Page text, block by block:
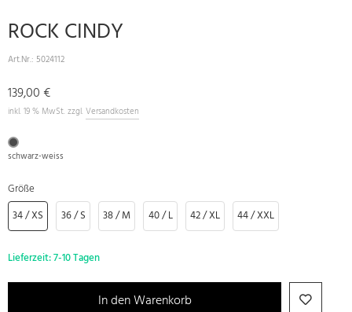
ROCK CINDY
Art.Nr.: 5024112
139,00 €
inkl. 19 % MwSt. zzgl. Versandkosten
schwarz-weiss
Größe
34 / XS
36 / S 38 / M 40 / L 42 / XL 44 / XXL
Lieferzeit:7-10 Tagen
In den Warenkorb